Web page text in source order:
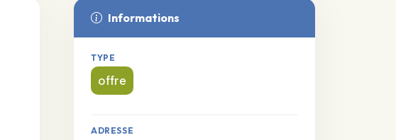
Informations
TYPE
offre
ADRESSE